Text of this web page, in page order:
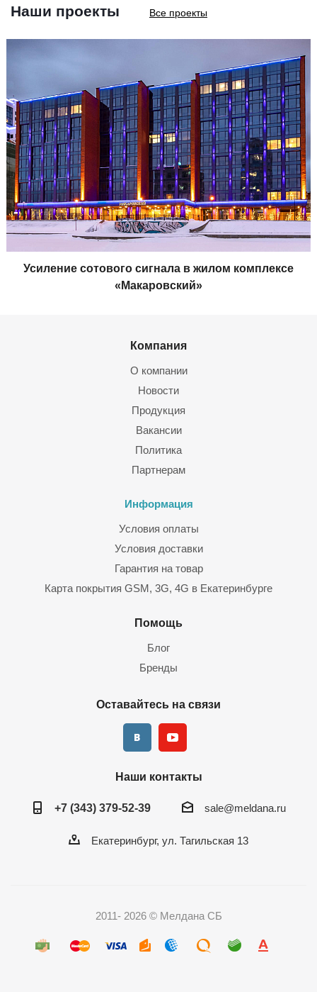
Наши проекты Все проекты
Усиление сотового сигнала в жилом комплексе
«Макаровский»
Компания
О компании
Новости
Продукция
Вакансии
Политика
Партнерам
Информация
Условия оплаты
Условия доставки
Гарантия на товар
Карта покрытия GSM, 3G, 4G в Екатеринбурге
Помощь
Блог
Бренды
Оставайтесь на связи
Наши контакты
+7 (343) 379-52-39 sale@meldana.ru
Екатеринбург, ул. Тагильская 13
2011- 2026 © Мелдана СБ